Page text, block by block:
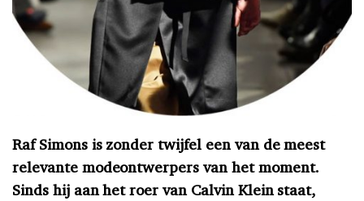
Raf Simons is zonder twijfel een van de meest
relevante modeontwerpers van het moment.
Sinds hij aan het roer van Calvin Klein staat,